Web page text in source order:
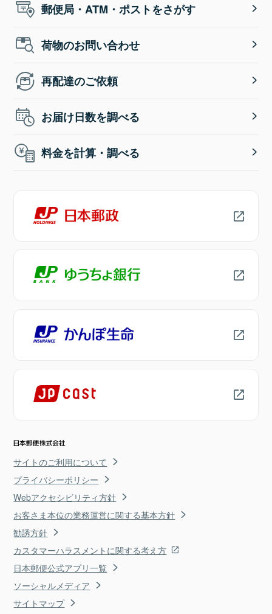
郵便局・ATM・ポストをさがす
荷物のお問い合わせ
再配達のご依頼
お届け日数を調べる
料金を計算・調べる
サイトのご利用について
プライバシーポリシー
Webアクセシビリティ方針
お客さま本位の業務運営に関する基本方針
勧誘方針
カスタマーハラスメントに関する考え方
日本郵便公式アプリ一覧
ソーシャルメディア
サイトマップ